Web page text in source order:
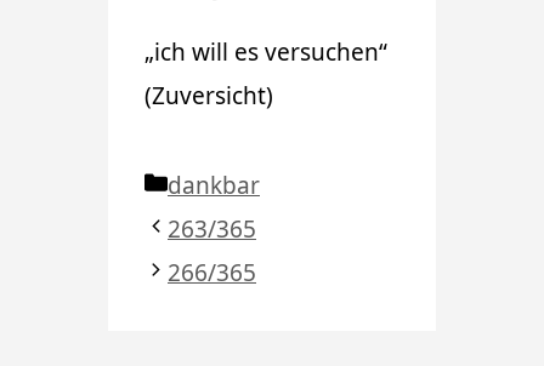
„ich will es versuchen“
(Zuversicht)
Kategorien
dankbar
263/365
266/365